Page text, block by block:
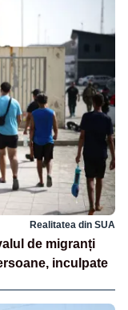
Realitatea din SUA
de migranți
inculpate